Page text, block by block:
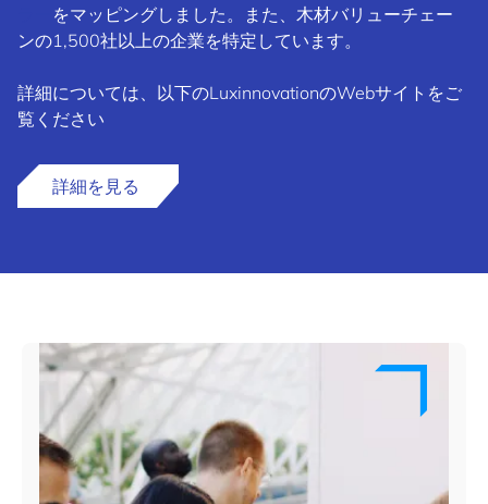
をマッピングしました。また、木材バリューチェー
ンの1,500社以上の企業を特定しています。
詳細については、以下のLuxinnovationのWebサイトをご
覧ください
詳細を見る